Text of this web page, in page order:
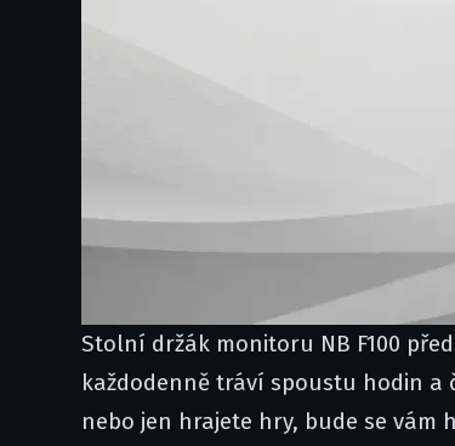
Stolní držák monitoru NB F100
každodenně tráví spoustu hodin a
nebo jen hrajete hry, bude se vám